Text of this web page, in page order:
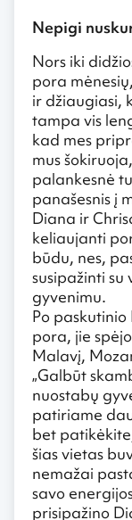
Nepigi
Nors iki
pora
ir džiaugiasi,
tampa vis
kad mes
mus
palankesnė
panašesnis į
Diana ir
keliaujanti
būdu, nes,
susipažinti su
gyvenimu.
Po
pora, jie
Malavį,
„Galbūt
nuostabų
patiriame
bet
šias vietas
nemažai
savo
prisipažino